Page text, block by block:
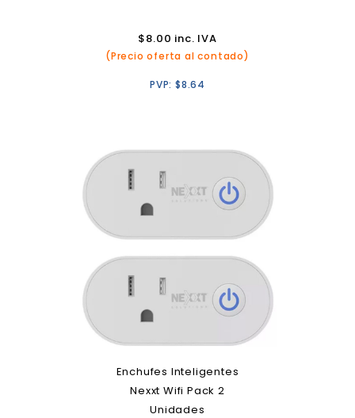
$8.00 inc. IVA
(Precio oferta al contado)
PVP: $8.64
Enchufes Inteligentes
Nexxt Wifi Pack 2
Unidades